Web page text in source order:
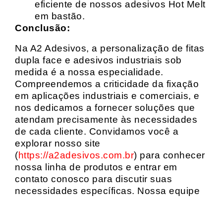
eficiente de nossos adesivos Hot Melt
em bastão.
Conclusão:
Na A2 Adesivos, a personalização de fitas
dupla face e adesivos industriais sob
medida é a nossa especialidade.
Compreendemos a criticidade da fixação
em aplicações industriais e comerciais, e
nos dedicamos a fornecer soluções que
atendam precisamente às necessidades
de cada cliente. Convidamos você a
explorar nosso site
(https://a2adesivos.com.br) para conhecer
nossa linha de produtos e entrar em
contato conosco para discutir suas
necessidades específicas. Nossa equipe